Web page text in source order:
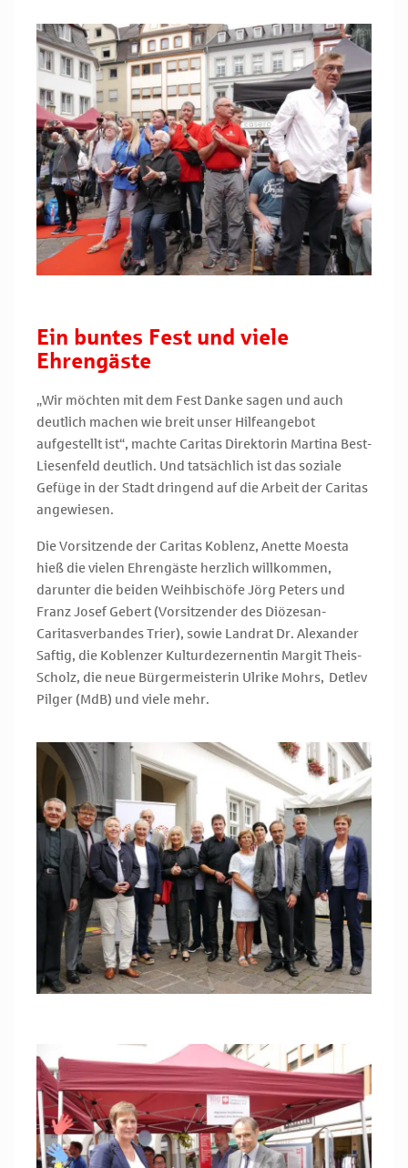
Ein buntes Fest und viele
Ehrengäste
„Wir möchten mit dem Fest Danke sagen und auch
deutlich machen wie breit unser Hilfeangebot
aufgestellt ist“, machte Caritas Direktorin Martina Best-
Liesenfeld deutlich. Und tatsächlich ist das soziale
Gefüge in der Stadt dringend auf die Arbeit der Caritas
angewiesen.
Die Vorsitzende der Caritas Koblenz, Anette Moesta
hieß die vielen Ehrengäste herzlich willkommen,
darunter die beiden Weihbischöfe Jörg Peters und
Franz Josef Gebert (Vorsitzender des Diözesan-
Caritasverbandes Trier), sowie Landrat Dr. Alexander
Saftig, die Koblenzer Kulturdezernentin Margit Theis-
Scholz, die neue Bürgermeisterin Ulrike Mohrs, Detlev
Pilger (MdB) und viele mehr.